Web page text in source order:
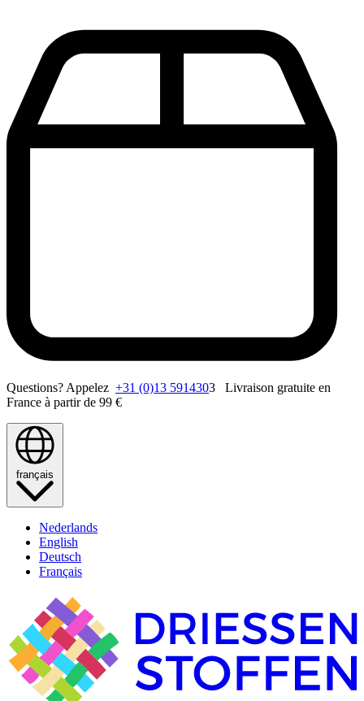
Questions? Appelez +31 (0)13 5914303 Livraison gratuite en
France à partir de 99 €
français
Nederlands
English
Deutsch
Français